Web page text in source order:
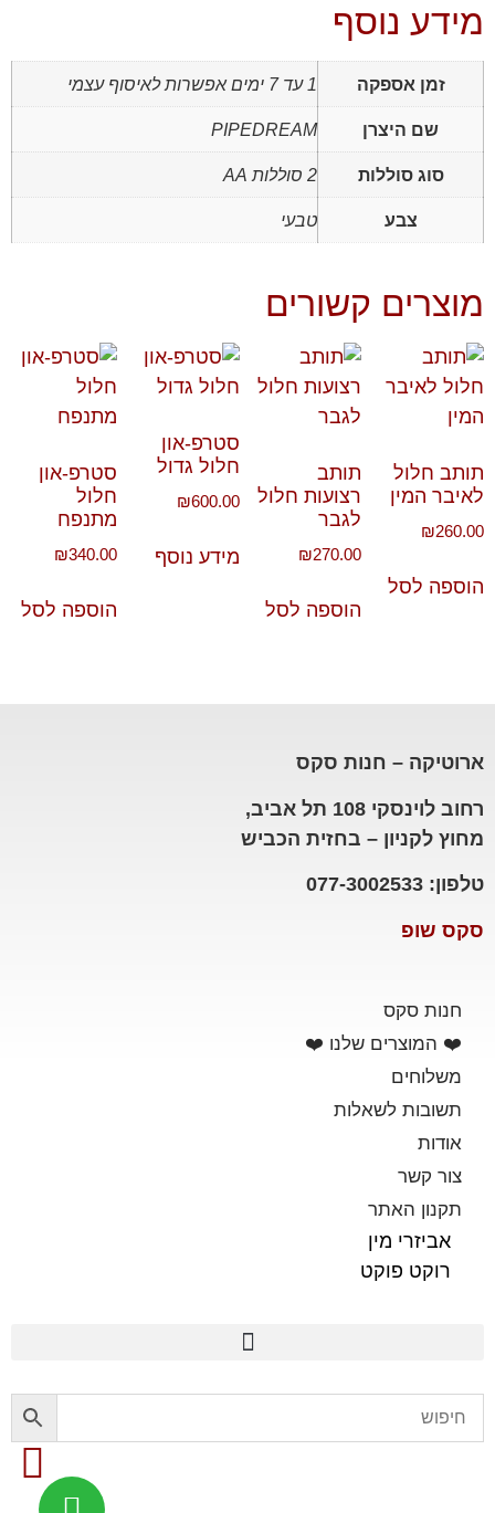
מידע נוסף
זמן אספקה 1 עד 7 ימים אפשרות לאיסוף עצמי
שם היצרן PIPEDREAM
סוג סוללות 2 סוללות AA
צבע טבעי
מוצרים קשורים
תותב חלול
לאיבר המין
₪260.00
הוספה לסל
תותב
רצועות חלול
לגבר
₪270.00
הוספה לסל
סטרפ-און
חלול גדול
₪600.00
מידע נוסף
סטרפ-און
חלול
מתנפח
₪340.00
הוספה לסל
ארוטיקה – חנות סקס
רחוב לוינסקי 108 תל אביב,
מחוץ לקניון – בחזית הכביש
טלפון: 077-3002533
סקס שופ
חנות סקס
❤️ המוצרים שלנו ❤️
משלוחים
תשובות לשאלות
אודות
צור קשר
תקנון האתר
אביזרי מין
רוקט פוקט